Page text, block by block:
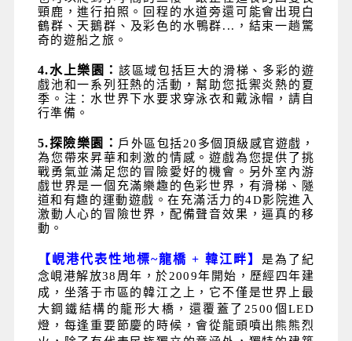
頸鹿，進行拍照。回程的水道旁還可能會出現白
鶴群、天鵝群、及彩色的水鴨群...，結束一趟驚
奇的遊船之旅。
4.水上樂園：該區域包括巨大的滑梯、多彩的遊
戲池和一系列狂熱的活動，幫助您抵禦炎熱的夏
季。注：水世界下水要求穿泳衣和戴泳帽，請自
行準備。
5.探險樂園： 戶外區包括20 多個頂級感官遊戲，
為您帶來昇華和刺激的情感。遊戲為您提供了挑
戰勇氣並滿足您的冒險愛好的機會。另外室內游
戲世界是一個充滿樂趣的色彩世界，有滑梯、隧
道和有趣的運動遊戲。在充滿活力的4D影院進入
激動人心的冒險世界，配備聲音效果，逼真的移
動。
【峴港代表性地標~龍橋 + 韓江畔】 是為了紀
念峴港解放38周年，於2009年開始，歷經四年建
成，坐落于市區的韓江之上，它不僅是世界上最
大鋼鐵結構的龍形大橋，還覆蓋了2500個LED
燈，每逢重要節慶的時候，會從龍頭噴出熊熊烈